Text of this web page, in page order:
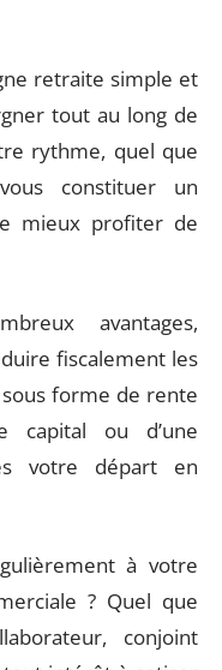
retraite simple et
tout au long de
rythme, quel que
constituer un
mieux profiter de
avantages,
fiscalement les
forme de rente
capital ou d’une
votre départ en
à votre
? Quel que
conjoint